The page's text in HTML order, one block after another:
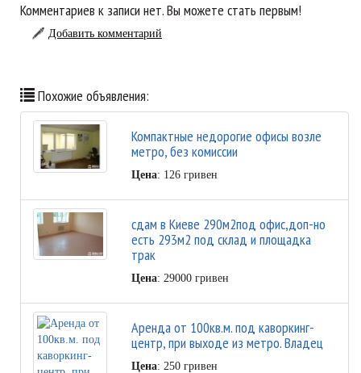
Комментариев к записи нет. Вы можете стать первым!
Добавить комментарий
Похожие объявления:
Компактные недорогие офисы возле
метро, без комиссии
Цена: 126 гривен
сдам в Киеве 290м2под офис,доп-но
есть 293м2 под склад и площадка
трак
Цена: 29000 гривен
Аренда от 100кв.м. под каворкинг-
центр, при выходе из метро. Владец
Цена: 250 гривен